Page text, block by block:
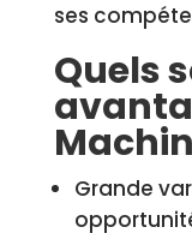
ses
Quels
Grande